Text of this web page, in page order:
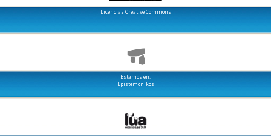
Licencias Creative Commons
Estamos en:
Epistemonikos